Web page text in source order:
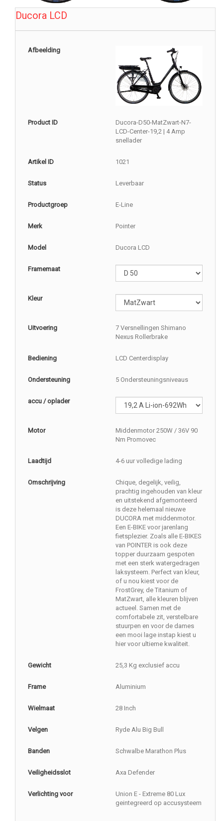
Ducora LCD
Afbeelding
Product ID
Ducora-D50-MatZwart-N7-
LCD-Center-19,2 | 4 Amp
snellader
Artikel ID 1021
Status Leverbaar
Productgroep E-Line
Merk Pointer
Model Ducora LCD
Framemaat
Kleur
Uitvoering
7 Versnellingen Shimano
Nexus Rollerbrake
Bediening LCD Centerdisplay
Ondersteuning 5 Ondersteuningsniveaus
accu / oplader
Motor
Middenmotor 250W / 36V 90
Nm Promovec
Laadtijd 4-6 uur volledige lading
Omschrijving
Chique, degelijk, veilig,
prachtig ingehouden van kleur
en uitstekend afgemonteerd
is deze helemaal nieuwe
DUCORA met middenmotor.
Een E-BIKE voor jarenlang
fietsplezier. Zoals alle E-BIKES
van POINTER is ook deze
topper duurzaam gespoten
met een sterk watergedragen
laksysteem. Perfect van kleur,
of u nou kiest voor de
FrostGrey, de Titanium of
MatZwart, alle kleuren blijven
actueel. Samen met de
comfortabele zit, verstelbare
stuurpen en voor de dames
een mooi lage instap kiest u
hier voor ultieme kwaliteit.
Gewicht 25,3 Kg exclusief accu
Frame Aluminium
Wielmaat 28 Inch
Velgen Ryde Alu Big Bull
Banden Schwalbe Marathon Plus
Veiligheidsslot Axa Defender
Verlichting voor
Union E - Extreme 80 Lux
geintegreerd op accusysteem